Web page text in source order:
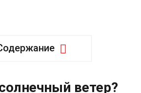
ветер?